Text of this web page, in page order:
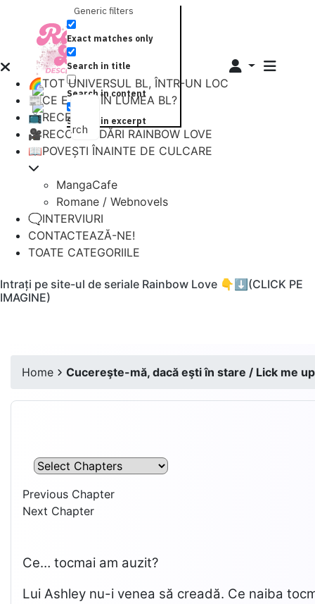
Search
Generic filters
Exact matches only
Search in title
Search in content
Search in excerpt
🌈TOT UNIVERSUL BL, ÎNTR-UN LOC
📰CE E NOU ÎN LUMEA BL?
📺RECENZII
🎥RECOMANDĂRI RAINBOW LOVE
📖POVEȘTI ÎNAINTE DE CULCARE
MangaCafe
Romane / Webnovels
🗨️INTERVIURI
CONTACTEAZĂ-NE!
TOATE CATEGORIILE
Intrați pe site-ul de seriale Rainbow Love 👇⬇️(CLICK PE
IMAGINE)
Home Cucereşte-mă, dacă eşti în stare / Lick me
Previous Chapter
Next Chapter
Ce… tocmai am auzit?
Lui Ashley nu-i venea să creadă. Ce naiba